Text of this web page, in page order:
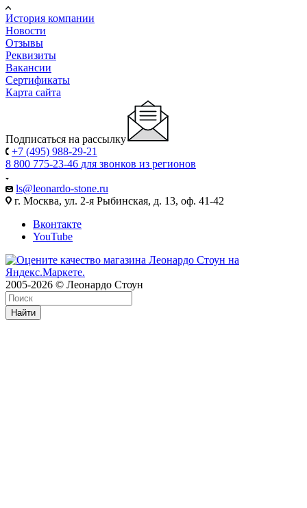
История компании
Новости
Отзывы
Реквизиты
Вакансии
Сертификаты
Карта сайта
Подписаться на рассылку
+7 (495) 988-29-21
8 800 775-23-46 для звонков из регионов
ls@leonardo-stone.ru
г. Москва, ул. 2-я Рыбинская, д. 13, оф. 41-42
Вконтакте
YouTube
2005-2026 © Леонардо Стоун
Найти